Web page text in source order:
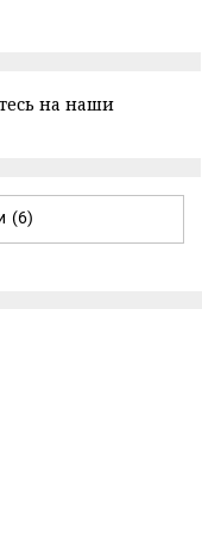
на наши
(6)